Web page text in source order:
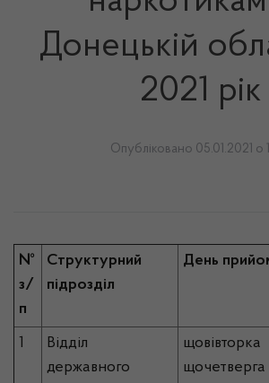
Донецькій
2021 рік
Опубліковано 05.01.2021 о
№
з/
п
Структурний
підрозділ
День
1
Відділ
державного
щовівторка
щочетверга